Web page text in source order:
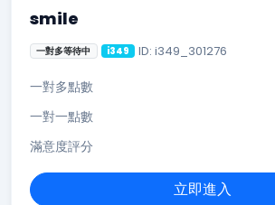
smile
一對多等待中 i349 ID: i349_301276
一對多點數
一對一點數
滿意度評分
立即進入